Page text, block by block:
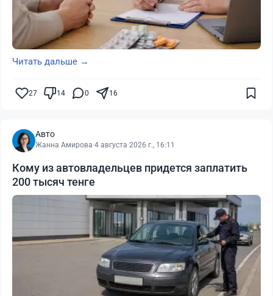
Читать дальше →
27 14 0 16
Авто
Жанна Амирова·4 августа 2026 г., 16:11
Кому из автовладельцев придется заплатить
200 тысяч тенге